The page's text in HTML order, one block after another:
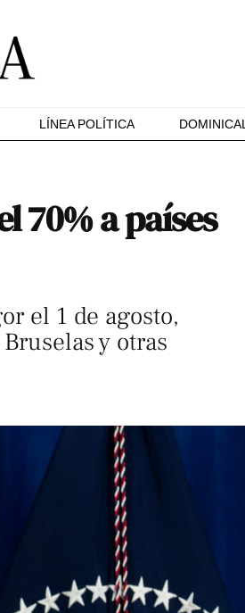
LÍNEA POLÍTICA DOMINICAL
70% a países
el 1 de agosto,
y otras